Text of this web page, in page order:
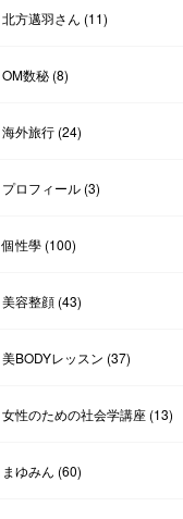
北方邁羽さん (11)
OM数秘(8)
海外旅行(24)
プロフィール(3)
個性學(100)
美容整顔(43)
美BODYレッスン (37)
女性のための社会学講座(13)
まゆみん (60)